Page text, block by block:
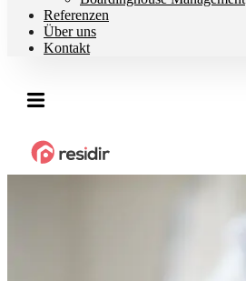
Referenzen
Über uns
Kontakt